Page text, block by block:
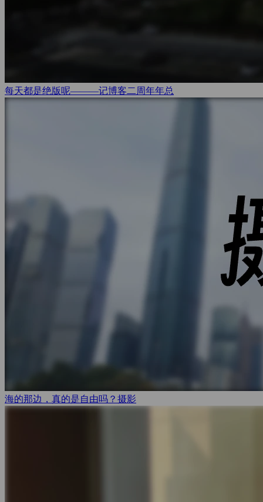
每天都是绝版呢———记博客二周年年总
海的那边，真的是自由吗？摄影